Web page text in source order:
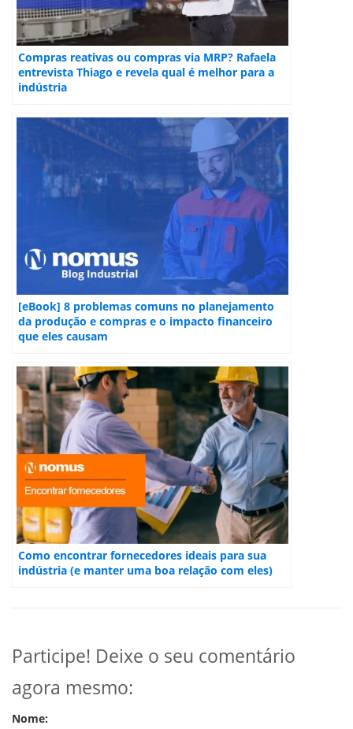
Compras reativas ou compras via MRP? Rafaela
entrevista Thiago e revela qual é melhor para a
indústria
[eBook] 8 problemas comuns no planejamento
da produção e compras e o impacto financeiro
que eles causam
Como encontrar fornecedores ideais para sua
indústria (e manter uma boa relação com eles)
Participe! Deixe o seu comentário
agora mesmo:
Nome: